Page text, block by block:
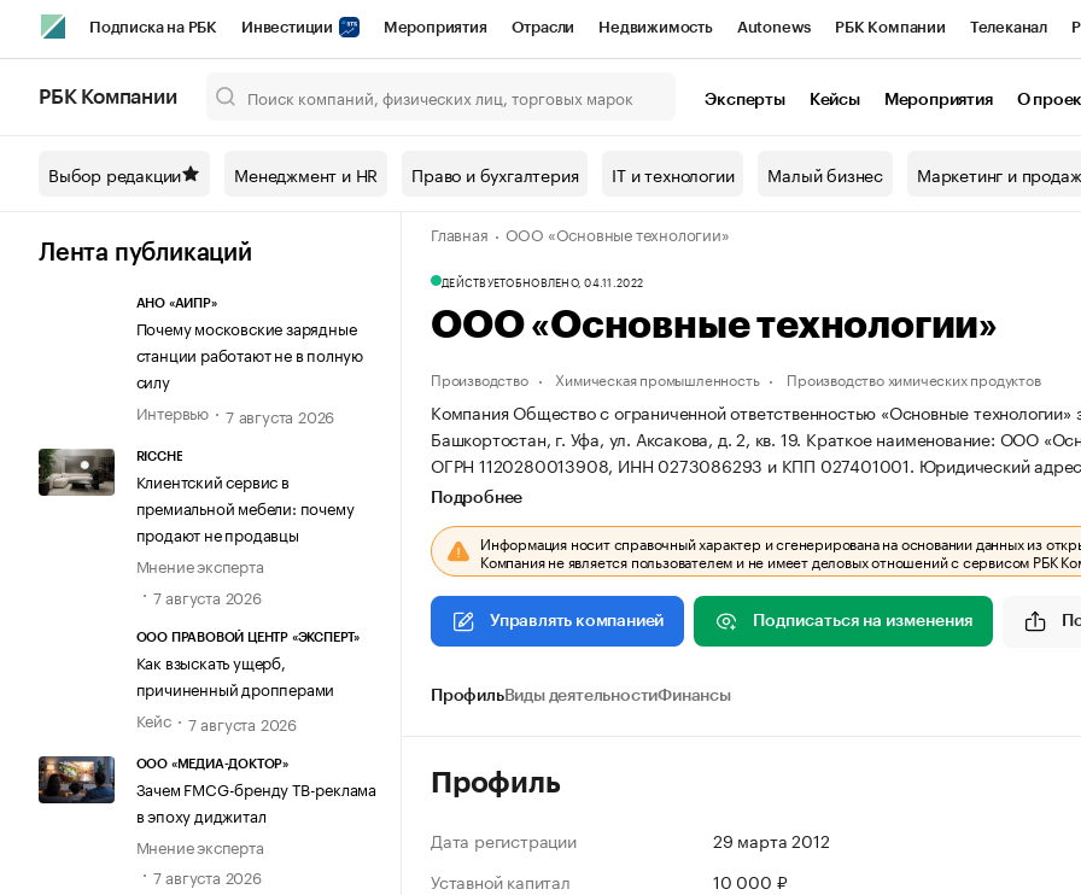
Подписка на РБК Инвестиции Мероприятия Отрасли Недвижимость Autonews РБК Компании Телеканал
Спецпроекты СПб Конференции СПб Спецпроекты Проверка контрагентов
Технологии и медиа Рынок наличной валюты
РБК Компании Эксперты Кейсы Мероприятия О
Выбор редакции Менеджмент и HR Право и бухгалтерия IT и технологии Малый бизнес Маркетинг и
Лента публикаций
АНО «АИПР»
Почему московские зарядные
станции работают не в полную
силу
Интервью
7 августа 2026
RICCHE
Клиентский сервис в
премиальной мебели: почему
продают не продавцы
Мнение эксперта
7 августа 2026
ООО ПРАВОВОЙ ЦЕНТР «ЭКСПЕРТ»
Как взыскать ущерб,
причиненный дропперами
Кейс
7 августа 2026
ООО «МЕДИА-ДОКТОР»
Зачем FMCG-бренду ТВ-реклама
в эпоху диджитал
Мнение эксперта
7 августа 2026
Главная ООО «Основные технологии»
ДЕЙСТВУЕТОБНОВЛЕНО, 04.11.2022
ООО «Основные технологии»
Производство Химическая промышленность Производство химических продуктов
Компания Общество с ограниченной ответственностью «Основные
Башкортостан, г. Уфа, ул. Аксакова, д. 2, кв. 19. Краткое наименование: ООО
ОГРН 1120280013908, ИНН 0273086293 и КПП 027401001. Юридический
Подробнее
Информация носит справочный характер и сгенерирована на основании данных из
Компания не является пользователем и не имеет деловых отношений с сервисом РБК
Управлять компанией Подписаться на изменения
ПрофильВиды деятельностиФинансы
Профиль
Дата регистрации
29 марта 2012
Уставной капитал
10 000 ₽